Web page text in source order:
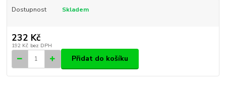
Dostupnost Skladem
232 Kč
192 Kč bez DPH
Přidat do košíku